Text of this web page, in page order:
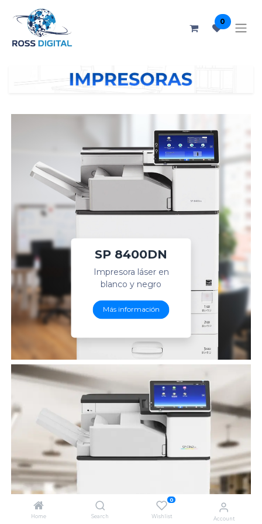
Home Search
0
Wishlist Account
0
SP 8400DN
Impresora láser en
blanco y negro
Más información
SP C800DN